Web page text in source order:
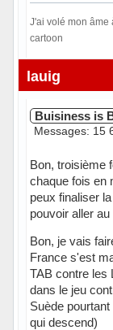
J'ai volé mon âme
cartoon
Hors ligne
lauig
Buisiness is
Messages: 15
Bon, troisième
chaque fois en
peux finaliser
pouvoir aller
Bon, je vais
France s'est
TAB contre les
dans le jeu
Suède
qui descend)